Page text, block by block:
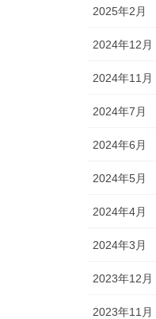
2025年2月
2024年12月
2024年11月
2024年7月
2024年6月
2024年5月
2024年4月
2024年3月
2023年12月
2023年11月